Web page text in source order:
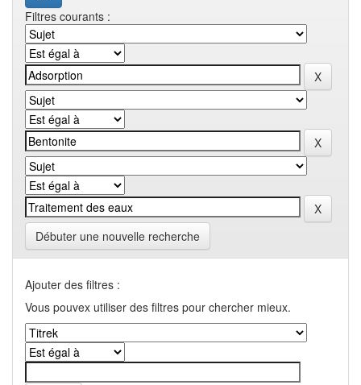
Filtres courants :
Débuter une nouvelle recherche
Ajouter des filtres :
Vous pouvex utiliser des filtres pour chercher mieux.